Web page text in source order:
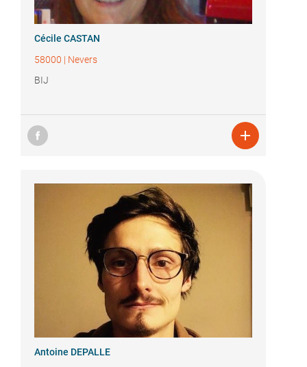
Cécile CASTAN
58000 | Nevers
BIJ

Antoine DEPALLE